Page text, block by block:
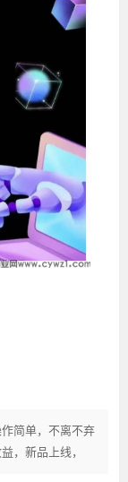
简单，不离不弃
，新品上线，